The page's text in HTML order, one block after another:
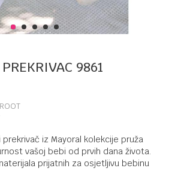
1 2 3 4 5
9861
iz Mayoral kolekcije pruža
vašoj bebi od prvih dana života.
prijatnih za osjetljivu bebinu